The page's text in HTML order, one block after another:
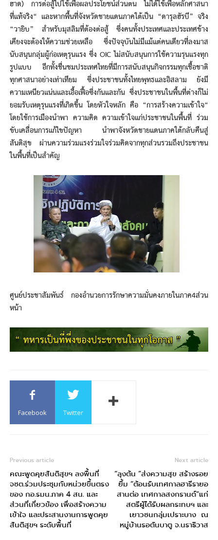
ฮาด) การต่อสู้ไปใช้เพื่อผลประโยชน์ส่วนตน ไม่ได้ใช้เพื่อหลักศาสนา
ที่แท้จริง“ และหากพื้นที่จังหวัดชายแดนภาคใต้เป็น “ดารุลฮัรบี” จริง
“วายิบ” สำหรับมุสลิมที่ต้องต่อสู้ ซึ่งคนทั้งประเทศและประเทศข้าง
เคียงจะต้องให้ความช่วยเหลือ ซึ่งปัจจุบันไม่มีแม้แต่คนเดียวที่ลงมาส
นับสนุนกลุ่มผู้ก่อเหตุรุนแรง ซึ่ง OIC ไม่สนับสนุนการใช้ความรุนแรงทุก
รูปแบบ อีกทั้งชื่นชมประเทศไทยที่มีการสนับสนุนกิจกรรมทุกเชื้อชาติ
ทุกศาสนาอย่างเท่าเทียม ซึ่งประชาชนทั้งไทยพุทธและอิสลาม ยังมี
ความเหนียวแน่นและเอื้อเฟื้อซึ่งกันและกัน ซึ่งประชาชนในพื้นที่ต่างก็ไม่
ยอมรับเหตุรุนแรงที่เกิดขึ้น โดยหัวใจหลัก คือ “การสร้างความเข้าใจ“
โดยใช้การเมืองนำพา ความคิด ความเข้าใจแก่ประชาชนในพื้นที่ ร่วม
ขับเคลื่อนการแก้ไขปัญหา นำพาจังหวัดชายแดนภาคใต้กลับคืนสู่
สันติสุข ผ่านความร่วมแรงร่วมใจร่วมคิดจากทุกส่วนรวมถึงประชาชน
ในพื้นที่เป็นสำคัญ
ศูนย์ประชาสัมพันธ์ กองอำนวยการรักษาความมั่นคงภายในภาค4ส่วน
หน้า
Facebook Twitter
Previous article
คณะพูดคุยสันติสุขฯ ลงพื้นที่
จชต.ร่วมประชุมกับหน่วยขึ้นตรง
ของ กอ.รมน.ภาค 4 สน. และ
ส่วนที่เกี่ยวข้อง เพื่อสร้างความ
เข้าใจ และประสานงานการพูดคุย
สันติสุขฯ ระดับพื้นที่
Next article
“ลุงต้น ”ส่งความสุข สร้างรอย
ยิ้ม “ต้อนรับเทศกาลฮารีรายอ
สานต่อ เทศกาลสงกรานต์”แก่
สตรีผู้ได้รับผลกระทบฯ และ
เยาวชนกลุ่มเปราะบาง ณ
หมู่บ้านรอตันบาตู จ.นราธิวาส